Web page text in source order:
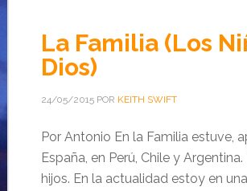
La Familia (Los
Dios)
24/05/2015POR KEITH SWIFT
Por Antonio En la Familia estuve,
España, en Perú, Chile y
hijos. En la actualidad estoy en